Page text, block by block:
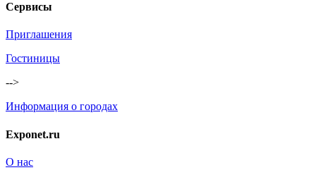
Сервисы
Приглашения
Гостиницы
-->
Информация о городах
Exponet.ru
О нас